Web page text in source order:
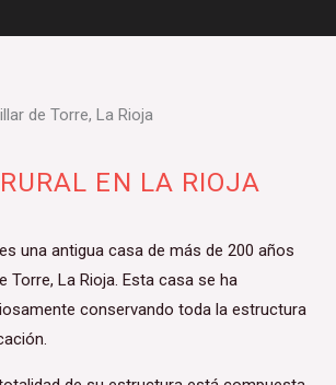
EN LA RIOJA
una antigua casa de más de 200 años
Torre, La Rioja. Esta casa se ha
conservando toda la estructura